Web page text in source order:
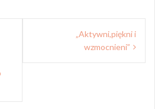
„Aktywni,piękni i
wzmocnieni”